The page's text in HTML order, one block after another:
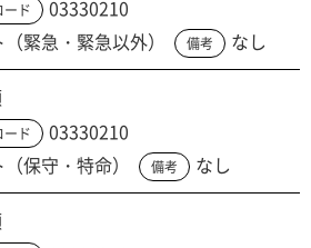
ード 03330210
緊急・緊急以外） 備考 なし
ード 03330210
保守・特命） 備考 なし